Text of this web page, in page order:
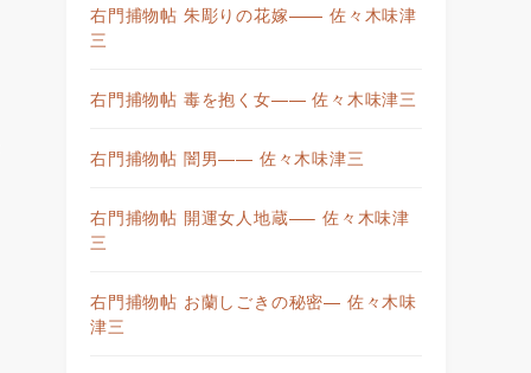
右門捕物帖 朱彫りの花嫁—— 佐々木味津
三
右門捕物帖 毒を抱く女—— 佐々木味津三
右門捕物帖 闇男—— 佐々木味津三
右門捕物帖 開運女人地蔵—– 佐々木味津
三
右門捕物帖 お蘭しごきの秘密— 佐々木味
津三